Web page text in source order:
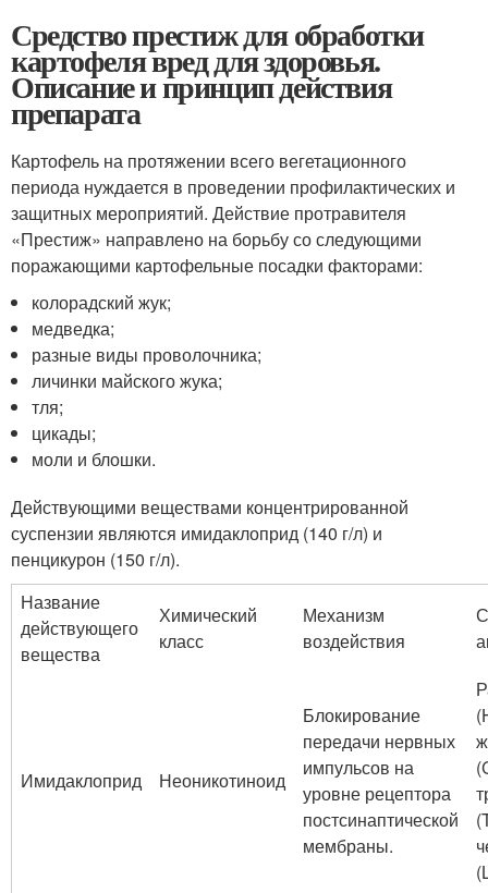
Средство престиж для обработки
картофеля вред для здоровья.
Описание и принцип действия
препарата
Картофель на протяжении всего вегетационного
периода нуждается в проведении профилактических и
защитных мероприятий. Действие протравителя
«Престиж» направлено на борьбу со следующими
поражающими картофельные посадки факторами:
колорадский жук;
медведка;
разные виды проволочника;
личинки майского жука;
тля;
цикады;
моли и блошки.
Действующими веществами концентрированной
суспензии являются имидаклоприд (140 г/л) и
пенцикурон (150 г/л).
Название
действующего
вещества
Химический
класс
Механизм
воздействия
Имидаклоприд Неоникотиноид
Блокирование
передачи нервных
импульсов на
уровне рецептора
постсинаптической
мембраны.